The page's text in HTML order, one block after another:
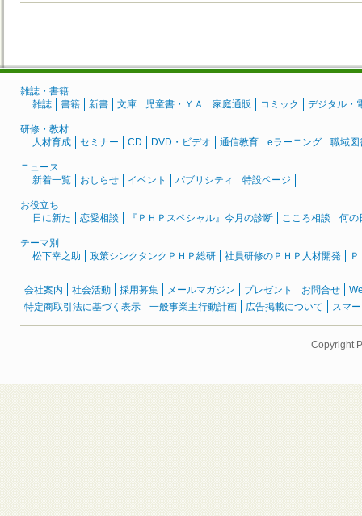
雑誌・書籍
雑誌
書籍 新書 文庫 児童書・ＹＡ 家庭通販 コミック デジタル・
研修・教材
人材育成
セミナー CD DVD・ビデオ 通信教育 eラーニング 職域図
ニュース
新着一覧
おしらせ イベント パブリシティ 特設ページ
お役立ち
日に新た
恋愛相談 『ＰＨＰスペシャル』今月の診断 こころ相談 何の
テーマ別
松下幸之助
政策シンクタンクＰＨＰ総研 社員研修のＰＨＰ人材開発
会社案内 社会活動 採用募集 メールマガジン プレゼント お問合せ
特定商取引法に基づく表示
一般事業主行動計画 広告掲載について スマ
Copyright